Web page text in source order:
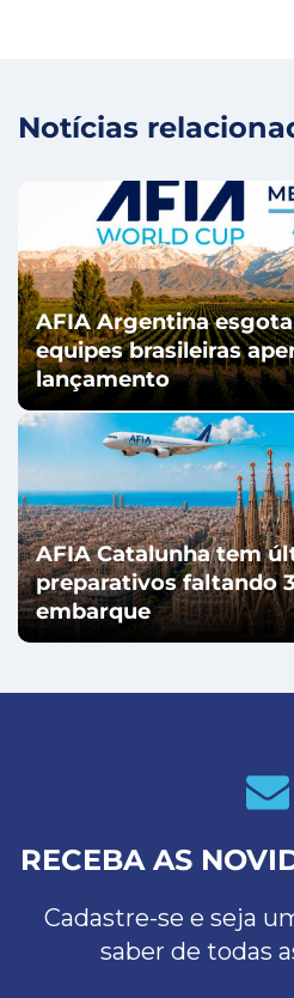
Notícias
AFIA Argentina
equipes brasileiras
lançamento
AFIA Catalunha tem
preparativos faltando
embarque
RECEBA AS
Cadastre-se e seja
saber de todas